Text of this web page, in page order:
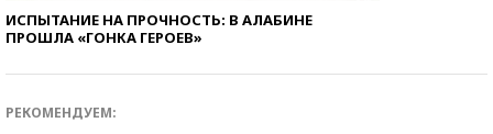
ИСПЫТАНИЕ НА ПРОЧНОСТЬ: В АЛАБИНЕ
ПРОШЛА «ГОНКА ГЕРОЕВ»
РЕКОМЕНДУЕМ: